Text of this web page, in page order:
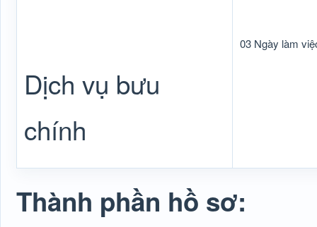
Dịch vụ bưu
chính
03 Ngày làm
Thành phần hồ sơ: